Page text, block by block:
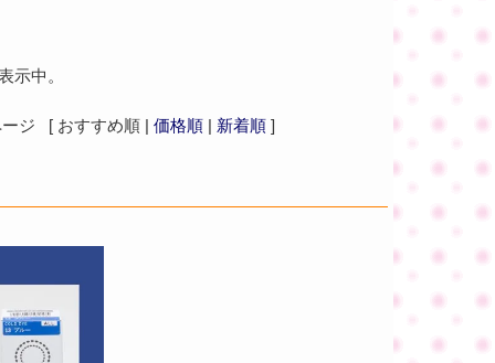
示中。
ージ [ おすすめ順 | 価格順 | 新着順 ]